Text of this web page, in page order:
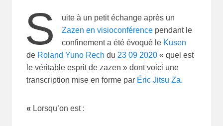
S
uite à un petit échange après un
Zazen en visioconférence pendant le
confinement a été évoqué le Kusen
de Roland Yuno Rech du 23 09 2020 « quel est
le véritable esprit de zazen » dont voici une
transcription mise en forme par Éric Jitsu Za.
« Lorsqu’on est :